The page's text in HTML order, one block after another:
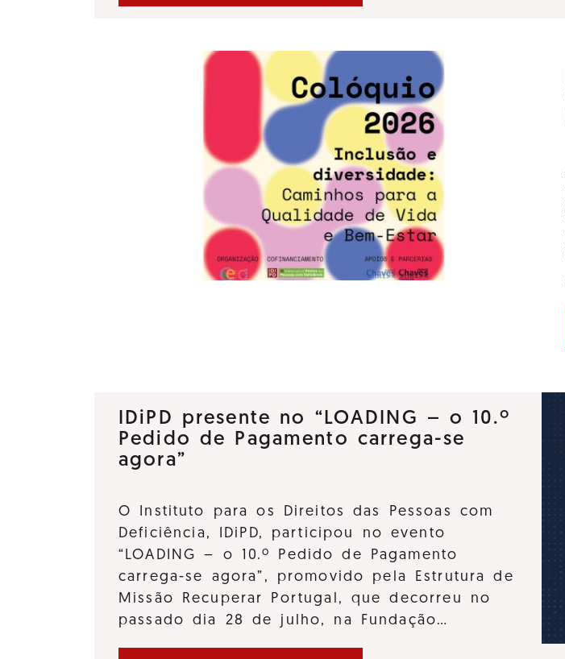
IDiPD presente no “LOADING – o 10.º
Pedido de Pagamento carrega-se
agora”
O Instituto para os Direitos das Pessoas com
Deficiência, IDiPD, participou no evento
“LOADING – o 10.º Pedido de Pagamento
carrega-se agora”, promovido pela Estrutura de
Missão Recuperar Portugal, que decorreu no
passado dia 28 de julho, na Fundação…